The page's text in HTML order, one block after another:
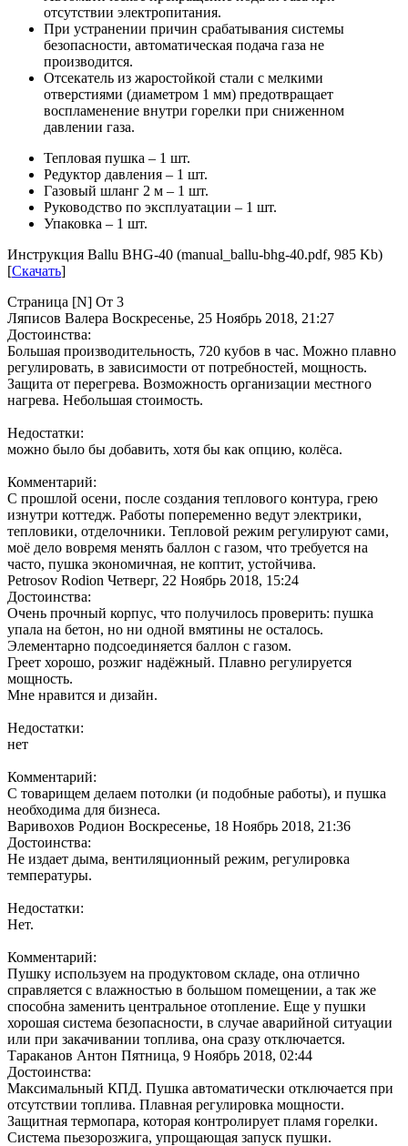
отсутствии электропитания.
При устранении причин срабатывания системы
безопасности, автоматическая подача газа не
производится.
Отсекатель из жаростойкой стали с мелкими
отверстиями (диаметром 1 мм) предотвращает
воспламенение внутри горелки при сниженном
давлении газа.
Тепловая пушка – 1 шт.
Редуктор давления – 1 шт.
Газовый шланг 2 м – 1 шт.
Руководство по эксплуатации – 1 шт.
Упаковка – 1 шт.
Инструкция Ballu BHG-40 (manual_ballu-bhg-40.pdf, 985 Kb)
[Скачать]
Страница [N] От 3
Ляписов Валера Воскресенье, 25 Ноябрь 2018, 21:27
Достоинства:
Большая производительность, 720 кубов в час. Можно плавно
регулировать, в зависимости от потребностей, мощность.
Защита от перегрева. Возможность организации местного
нагрева. Небольшая стоимость.
Недостатки:
можно было бы добавить, хотя бы как опцию, колёса.
Комментарий:
С прошлой осени, после создания теплового контура, грею
изнутри коттедж. Работы попеременно ведут электрики,
тепловики, отделочники. Тепловой режим регулируют сами,
моё дело вовремя менять баллон с газом, что требуется на
часто, пушка экономичная, не коптит, устойчива.
Petrosov Rodion Четверг, 22 Ноябрь 2018, 15:24
Достоинства:
Очень прочный корпус, что получилось проверить: пушка
упала на бетон, но ни одной вмятины не осталось.
Элементарно подсоединяется баллон с газом.
Греет хорошо, розжиг надёжный. Плавно регулируется
мощность.
Мне нравится и дизайн.
Недостатки:
нет
Комментарий:
С товарищем делаем потолки (и подобные работы), и пушка
необходима для бизнеса.
Варивохов Родион Воскресенье, 18 Ноябрь 2018, 21:36
Достоинства:
Не издает дыма, вентиляционный режим, регулировка
температуры.
Недостатки:
Нет.
Комментарий:
Пушку используем на продуктовом складе, она отлично
справляется с влажностью в большом помещении, а так же
способна заменить центральное отопление. Еще у пушки
хорошая система безопасности, в случае аварийной ситуации
или при закачивании топлива, она сразу отключается.
Тараканов Антон Пятница, 9 Ноябрь 2018, 02:44
Достоинства:
Максимальный КПД. Пушка автоматически отключается при
отсутствии топлива. Плавная регулировка мощности.
Защитная термопара, которая контролирует пламя горелки.
Система пьезорозжига, упрощающая запуск пушки.